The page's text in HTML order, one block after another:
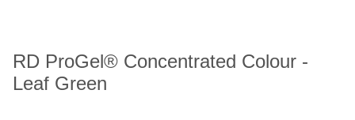
RD ProGel® Concentrated Colour -
Leaf Green